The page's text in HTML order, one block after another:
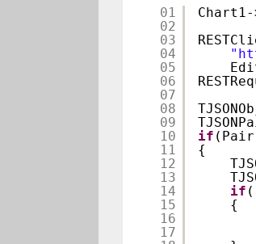
01
02
03
04
05
06
07
08
09
10
11
12
13
14
15
16
17
"
if
{
if
{